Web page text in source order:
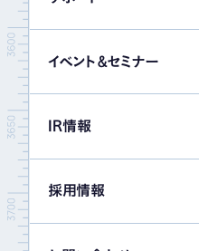
イベント＆セミナー
IR情報
採用情報